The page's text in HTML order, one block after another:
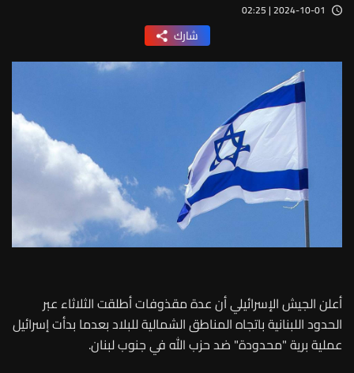
2024-10-01 | 02:25
شارك
أعلن الجيش الإسرائيلي أن عدة مقذوفات أطلقت الثلاثاء عبر
الحدود اللبنانية باتجاه المناطق الشمالية للبلاد بعدما بدأت إسرائيل
عملية برية "محدودة" ضد حزب الله في جنوب لبنان.